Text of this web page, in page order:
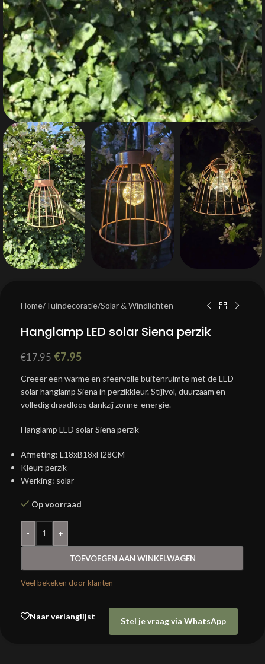
Home/Tuindecoratie/Solar & Windlichten
Hanglamp LED solar Siena perzik
€17.95 €7.95
Creëer een warme en sfeervolle buitenruimte met de LED
solar hanglamp Siena in perzikkleur. Stijlvol, duurzaam en
volledig draadloos dankzij zonne-energie.
Hanglamp LED solar Siena perzik
Afmeting: L18xB18xH28CM
Kleur: perzik
Werking: solar
Op voorraad
- +
TOEVOEGEN AAN WINKELWAGEN
Veel bekeken door klanten
Naar verlanglijst
Stel je vraag via WhatsApp